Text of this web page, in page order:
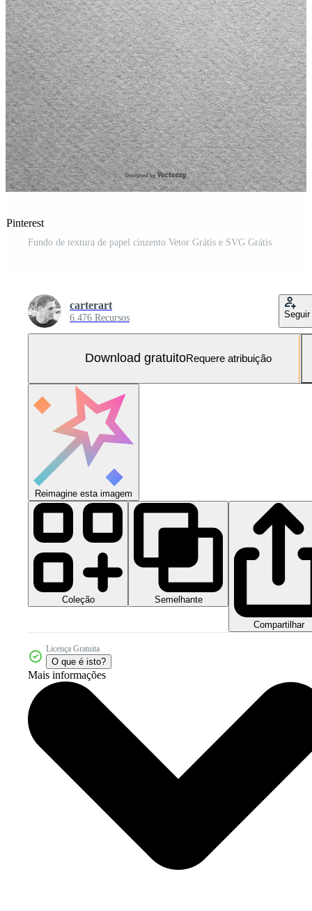
Pinterest
Fundo de textura de papel cinzento Vetor Grátis e SVG Grátis
carterart
6.476 Recursos Seguir
Download gratuitoRequere atribuição
Reimagine esta imagem
Coleção Semelhante
Compartilhar
Licença Gratuita
O que é isto?
Mais informações